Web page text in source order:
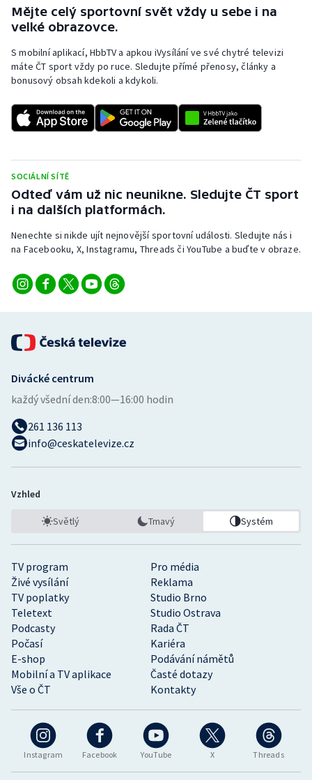
Ostatní
Mějte celý sportovní svět vždy u sebe i na
velké obrazovce.
S mobilní aplikací, HbbTV a apkou iVysílání ve své chytré televizi
máte ČT sport vždy po ruce. Sledujte přímé přenosy, články a
bonusový obsah kdekoli a kdykoli.
SOCIÁLNÍ SÍTĚ
Odteď vám už nic neunikne. Sledujte ČT sport
i na dalších platformách.
Nenechte si nikde ujít nejnovější sportovní události. Sledujte nás i
na Facebooku, X, Instagramu, Threads či YouTube a buďte v obraze.
Instagram Facebook YouTube X Threads
TV program
Pro média
Živé vysílání
Reklama
TV poplatky
Studio Brno
Teletext
Studio Ostrava
Podcasty
Rada ČT
Počasí
Kariéra
E-shop
Podávání námětů
Mobilní a TV aplikace
Časté dotazy
Vše o ČT
Kontakty
Divácké centrum
každý všední den:8:00—16:00 hodin
261 136 113
info@ceskatelevize.cz
Vzhled
Světlý Tmavý Systém